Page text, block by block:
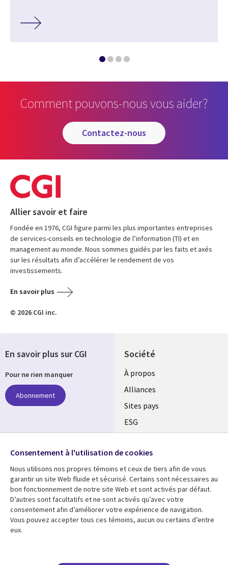
Comment pouvons-nous vous aider?
contactez-nous
Allier savoir et faire
Fondée en 1976, CGI figure parmi les plus importantes entreprises
de services-conseils en technologie de l’information (TI) et en
management au monde. Nous sommes guidés par les faits et axés
sur les résultats afin d’accélérer le rendement de vos
investissements.
En savoir plus
© 2026 CGI inc.
Société
À propos
Alliances
Sites pays
ESG
Fusions
Salle de presse
Ressources
Articles
Support
En savoir plus sur CGI
Pour ne rien manquer
Abonnement
Suivez-nous
Social
Media
Global
FR
Consentement à l'utilisation de cookies
Nous utilisons nos propres témoins et ceux de tiers afin de vous
garantir un site Web fluide et sécurisé. Certains sont nécessaires au
bon fonctionnement de notre site Web et sont activés par défaut.
D’autres sont facultatifs et ne sont activés qu’avec votre
consentement afin d’améliorer votre expérience de navigation.
Vous pouvez accepter tous ces témoins, aucun ou certains d’entre
eux.